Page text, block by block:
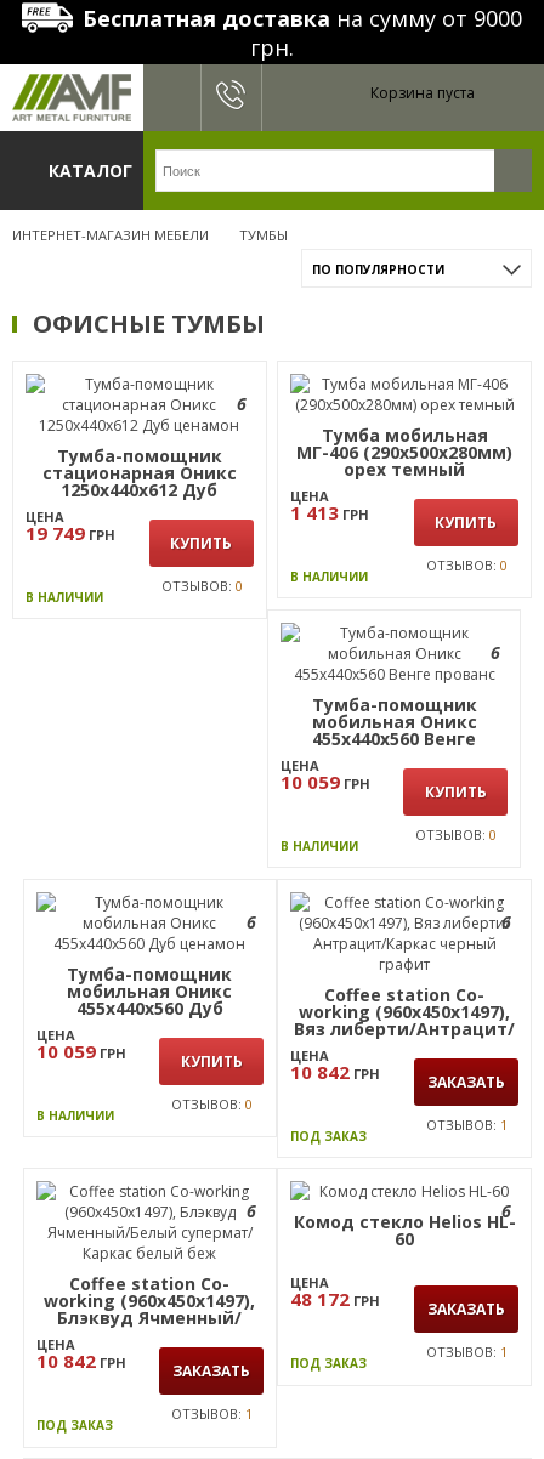
Бесплатная доставка на сумму от 9000
грн.
Корзина пуста
КАТАЛОГ
ИНТЕРНЕТ-МАГАЗИН МЕБЕЛИ ТУМБЫ
ПО ПОПУЛЯРНОСТИ
ОФИСНЫЕ ТУМБЫ
6
Тумба-помощник
стационарная Оникс
1250х440х612 Дуб
ЦЕНА
19 749 ГРН КУПИТЬ
В НАЛИЧИИ
ОТЗЫВОВ: 0
Тумба мобильная
МГ-406 (290х500х280мм)
орех темный
ЦЕНА
1 413 ГРН КУПИТЬ
В НАЛИЧИИ
ОТЗЫВОВ: 0
6
Тумба-помощник
мобильная Оникс
455х440х560 Венге
ЦЕНА
10 059 ГРН КУПИТЬ
В НАЛИЧИИ
ОТЗЫВОВ:0
6
Тумба-помощник
мобильная Оникс
455х440х560 Дуб
ценамон
ЦЕНА
10 059 ГРН КУПИТЬ
В НАЛИЧИИ
ОТЗЫВОВ:0
6
Coffee station Co-
working (960х450х1497),
Вяз либерти/Антрацит/
Каркас черный графит
ЦЕНА
10 842 ГРН ЗАКАЗАТЬ
ПОД ЗАКАЗ
ОТЗЫВОВ: 1
6
Coffee station Co-
working (960х450х1497),
Блэквуд Ячменный/
Белый супермат/Каркас
белый беж
ЦЕНА
10 842 ГРН ЗАКАЗАТЬ
ПОД ЗАКАЗ
ОТЗЫВОВ: 1
6
Комод стекло Helios HL-
60
ЦЕНА
48 172 ГРН ЗАКАЗАТЬ
ПОД ЗАКАЗ
ОТЗЫВОВ: 1